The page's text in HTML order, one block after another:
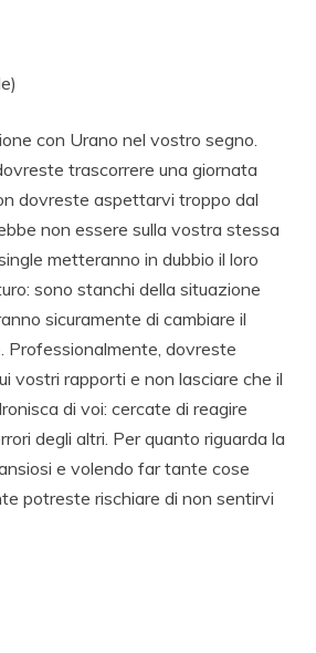
con Urano nel vostro segno.
trascorrere una giornata
dovreste aspettarvi troppo dal
non essere sulla vostra stessa
metteranno in dubbio il loro
sono stanchi della situazione
sicuramente di cambiare il
Professionalmente, dovreste
vostri rapporti e non lasciare che il
di voi: cercate di reagire
degli altri. Per quanto riguarda la
e volendo far tante cose
potreste rischiare di non sentirvi